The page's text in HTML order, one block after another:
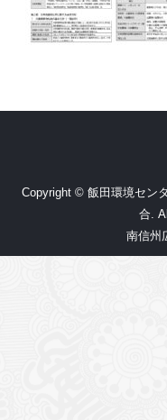
Copyright © 飯田環境セン
合.
南信州